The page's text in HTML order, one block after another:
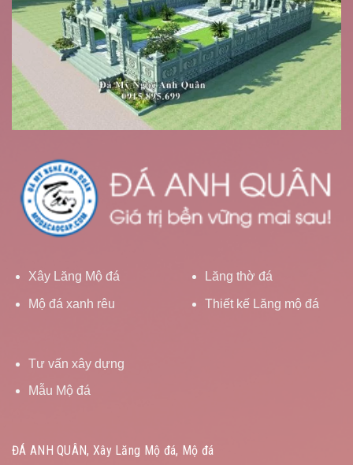
Xây Lăng Mộ đá
Mộ đá xanh rêu
Lăng thờ đá
Thiết kế Lăng mộ đá
Tư vấn xây dựng
Mẫu Mộ đá
ĐÁ ANH QUÂN, Xây Lăng Mộ đá, Mộ đá